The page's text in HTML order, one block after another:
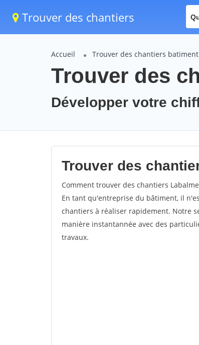
Trouver des chantiers
Accueil Trouver des chantiers batiment
Trouver des
Développer votre
Trouver des
Comment trouver des chantiers
En tant qu'entreprise du bâtiment, il
chantiers à réaliser rapidement. Notre
manière instantannée avec des
travaux.